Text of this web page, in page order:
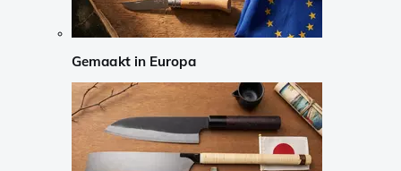
Gemaakt in Europa